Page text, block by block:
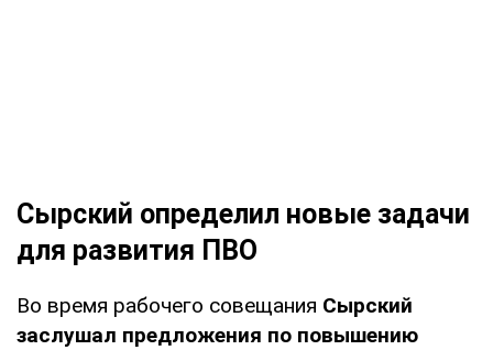
Сырский определил новые задачи
для развития ПВО
Во время рабочего совещания Сырский
заслушал предложения по повышению